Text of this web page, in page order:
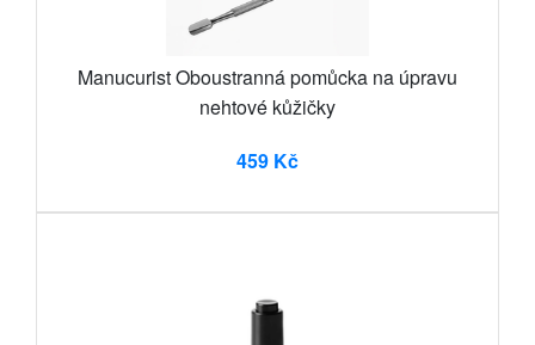
Manucurist Oboustranná pomůcka na úpravu
nehtové kůžičky
459 Kč